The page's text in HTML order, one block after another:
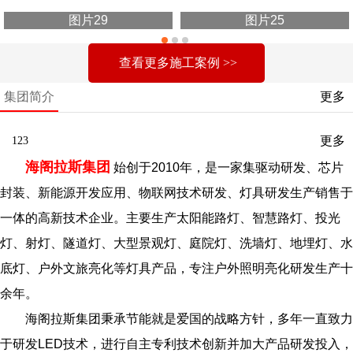
图片29 图片25
查看更多施工案例 >>
集团简介
更多
123 更多
海阁拉斯集团 始创于2010年，是一家集驱动研发、芯片
封装、新能源开发应用、物联网技术研发、灯具研发生产销售于
一体的高新技术企业。主要生产太阳能路灯、智慧路灯、投光
灯、射灯、隧道灯、大型景观灯、庭院灯、洗墙灯、地埋灯、水
底灯、户外文旅亮化等灯具产品，专注户外照明亮化研发生产十
余年。
海阁拉斯集团秉承节能就是爱国的战略方针，多年一直致力
于研发LED技术，进行自主专利技术创新并加大产品研发投入，